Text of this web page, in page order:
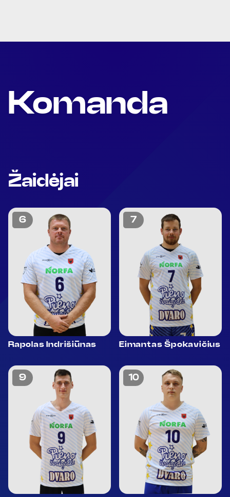
Komanda
Žaidėjai
6
Rapolas Indrišiūnas
7
Eimantas Špokavičius
9 10